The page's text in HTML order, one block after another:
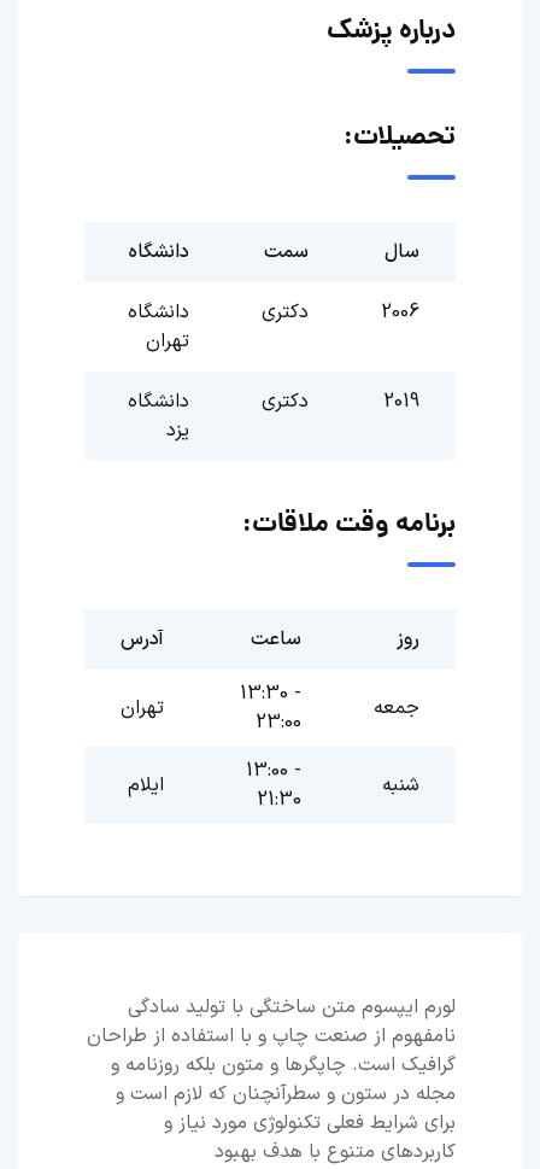
درباره پزشک
تحصیلات:
سال سمت دانشگاه
2006 دکتری
دانشگاه
تهران
2019 دکتری
دانشگاه
یزد
برنامه وقت ملاقات:
روز ساعت آدرس
جمعه
13:30 -
23:00
تهران
شنبه
13:00 -
21:30
ایلام
لورم ایپسوم متن ساختگی با تولید سادگی
نامفهوم از صنعت چاپ و با استفاده از طراحان
گرافیک است. چاپگرها و متون بلکه روزنامه و
مجله در ستون و سطرآنچنان که لازم است و
برای شرایط فعلی تکنولوژی مورد نیاز و
کاربردهای متنوع با هدف بهبود